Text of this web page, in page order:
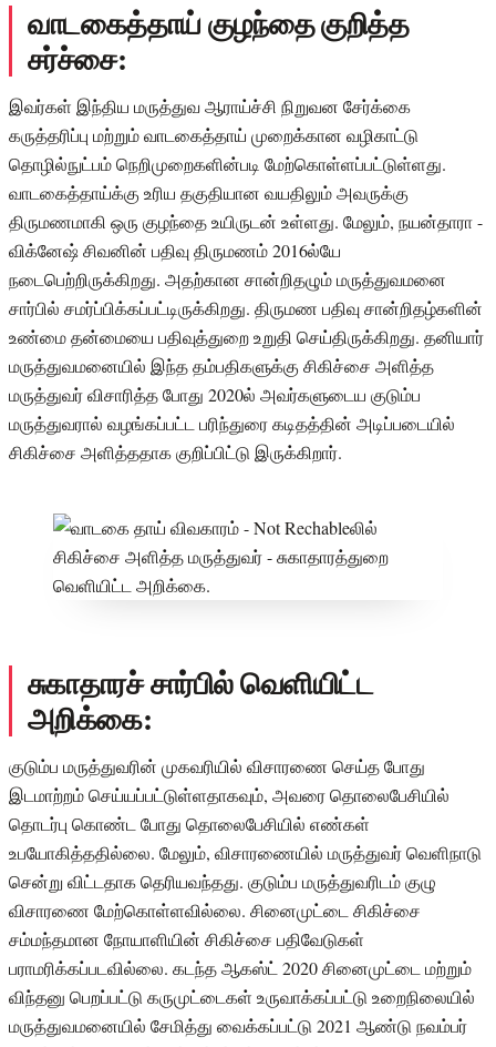
வாடகைத்தாய் குழந்தை குறித்த
சர்ச்சை:
இவர்கள் இந்திய மருத்துவ ஆராய்ச்சி நிறுவன சேர்க்கை
கருத்தரிப்பு மற்றும் வாடகைத்தாய் முறைக்கான வழிகாட்டு
தொழில்நுட்பம் நெறிமுறைகளின்படி மேற்கொள்ளப்பட்டுள்ளது.
வாடகைத்தாய்க்கு உரிய தகுதியான வயதிலும் அவருக்கு
திருமணமாகி ஒரு குழந்தை உயிருடன் உள்ளது. மேலும், நயன்தாரா -
விக்னேஷ் சிவனின் பதிவு திருமணம் 2016ல்யே
நடைபெற்றிருக்கிறது. அதற்கான சான்றிதழும் மருத்துவமனை
சார்பில் சமர்ப்பிக்கப்பட்டிருக்கிறது. திருமண பதிவு சான்றிதழ்களின்
உண்மை தன்மையை பதிவுத்துறை உறுதி செய்திருக்கிறது. தனியார்
மருத்துவமனையில் இந்த தம்பதிகளுக்கு சிகிச்சை அளித்த
மருத்துவர் விசாரித்த போது 2020ல் அவர்களுடைய குடும்ப
மருத்துவரால் வழங்கப்பட்ட பரிந்துரை கடிதத்தின் அடிப்படையில்
சிகிச்சை அளித்ததாக குறிப்பிட்டு இருக்கிறார்.
சுகாதாரச் சார்பில் வெளியிட்ட
அறிக்கை:
குடும்ப மருத்துவரின் முகவரியில் விசாரணை செய்த போது
இடமாற்றம் செய்யப்பட்டுள்ளதாகவும், அவரை தொலைபேசியில்
தொடர்பு கொண்ட போது தொலைபேசியில் எண்கள்
உபயோகித்ததில்லை. மேலும், விசாரணையில் மருத்துவர் வெளிநாடு
சென்று விட்டதாக தெரியவந்தது. குடும்ப மருத்துவரிடம் குழு
விசாரணை மேற்கொள்ளவில்லை. சினைமுட்டை சிகிச்சை
சம்மந்தமான நோயாளியின் சிகிச்சை பதிவேடுகள்
பராமரிக்கப்படவில்லை. கடந்த ஆகஸ்ட் 2020 சினைமுட்டை மற்றும்
விந்தனு பெறப்பட்டு கருமுட்டைகள் உருவாக்கப்பட்டு உறைநிலையில்
மருத்துவமனையில் சேமித்து வைக்கப்பட்டு 2021 ஆண்டு நவம்பர்